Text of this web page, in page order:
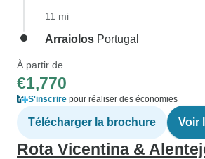
11 mi
Arraiolos Portugal
À partir de
€1,770
S'inscrire pour réaliser des économies
Télécharger la brochure Voir
Rota Vicentina &